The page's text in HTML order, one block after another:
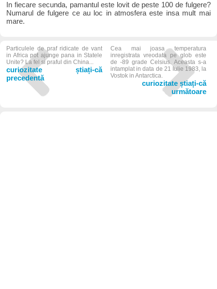
In fiecare secunda, pamantul este lovit de peste 100 de fulgere?
Numarul de fulgere ce au loc in atmosfera este insa mult mai
mare.
Particulele de praf ridicate de vant
in Africa pot ajunge pana in Statele
Unite? La fel si praful din China...
curiozitate știați-că
precedentă
Cea mai joasa temperatura
inregistrata vreodata pe glob este
de -89 grade Celsius. Aceasta s-a
intamplat in data de 21 Iulie 1983, la
Vostok in Antarctica.
curiozitate știați-că
următoare